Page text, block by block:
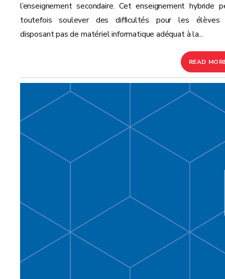
l’enseignement secondaire. Cet enseignement hybride
toutefois soulever des difficultés pour les élèves
disposant pas de matériel informatique adéquat à la...
READ